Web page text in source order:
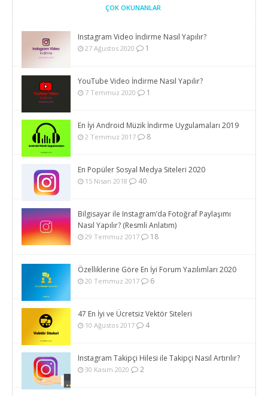
ÇOK OKUNANLAR
Instagram Video İndirme Nasıl Yapılır?
27 Ağustos 2020 1
YouTube Video İndirme Nasıl Yapılır?
7 Temmuz 2020 1
En İyi Android Müzik İndirme Uygulamaları 2019
2 Temmuz 2017 8
En Popüler Sosyal Medya Siteleri 2020
15 Nisan 2018 40
Bilgisayar ile Instagram’da Fotoğraf Paylaşımı
Nasıl Yapılır? (Resmli Anlatım)
29 Temmuz 2017 18
Özelliklerine Göre En İyi Forum Yazılımları 2020
20 Temmuz 2017 6
47 En İyi ve Ücretsiz Vektör Siteleri
10 Ağustos 2017 4
Instagram Takipçi Hilesi ile Takipçi Nasıl Artırılır?
30 Kasım 2020 2